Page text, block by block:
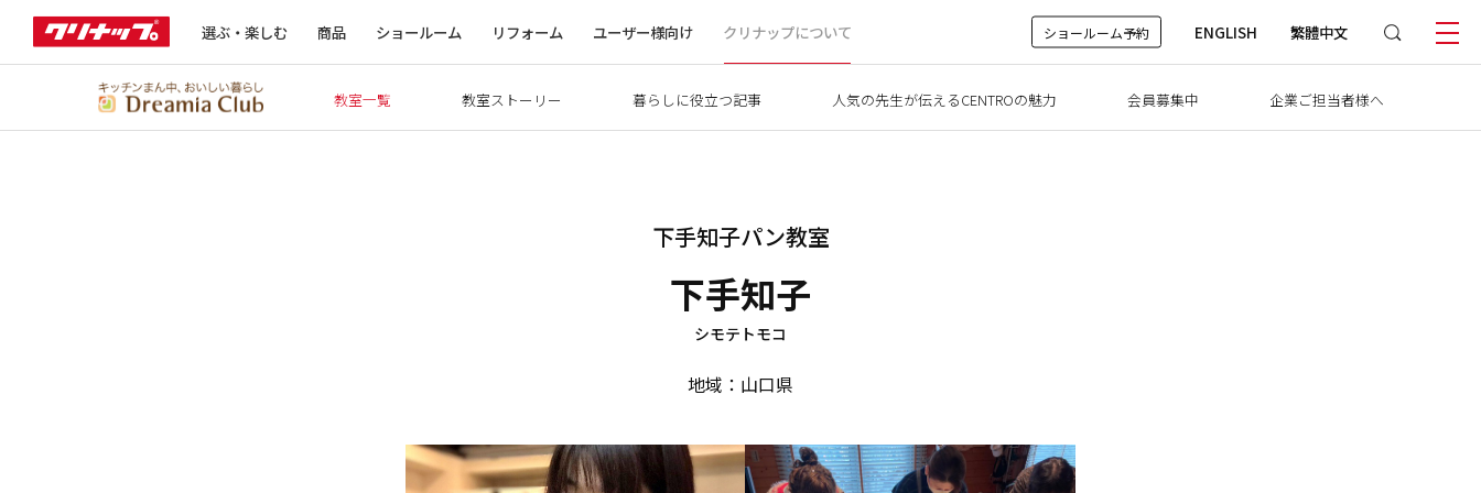
選ぶ・楽しむ 商品 ショールーム リフォーム ユーザー様向け クリナップについて ショールーム予約 ENGLISH 繁體中文
教室一覧 教室ストーリー 暮らしに役立つ記事 人気の先生が伝えるCENTROの魅力 会員募集中 企業ご担当者様へ
下手知子パン教室
下手知子
シモテトモコ
地域：山口県